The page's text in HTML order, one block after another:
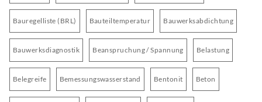
Bauregelliste (BRL) Bauteiltemperatur Bauwerksabdichtung
Bauwerksdiagnostik Beanspruchung / Spannung Belastung
Belegreife Bemessungswasserstand Bentonit Beton